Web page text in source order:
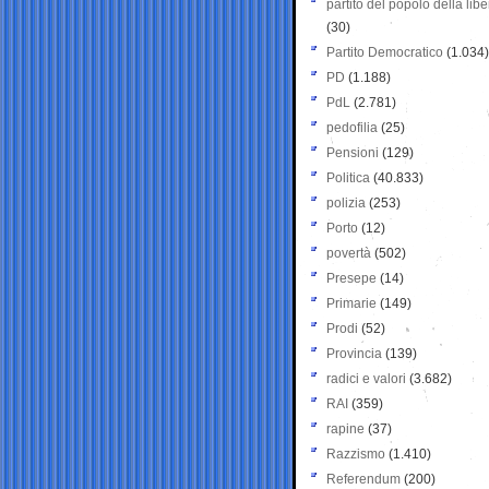
partito del popolo della
(30)
Partito Democratico (1.034)
PD (1.188)
PdL (2.781)
pedofilia (25)
Pensioni (129)
Politica (40.833)
polizia (253)
Porto (12)
povertà (502)
Presepe (14)
Primarie (149)
Prodi (52)
Provincia (139)
radici e valori (3.682)
RAI (359)
rapine (37)
Razzismo (1.410)
Referendum (200)